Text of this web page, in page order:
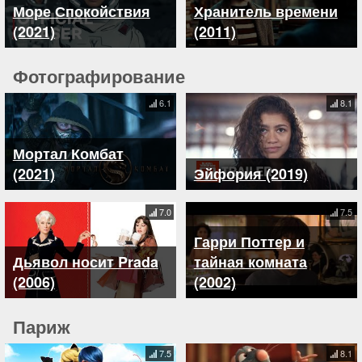
Море Спокойствия
(2021)
Хранитель времени
(2011)
Фотографирование
Мортал Комбат
(2021)
6.1
Эйфория (2019)
8.1
Дьявол носит Prada
(2006)
7.0
Гарри Поттер и
тайная комната
(2002)
7.5
Париж
7.5 8.1